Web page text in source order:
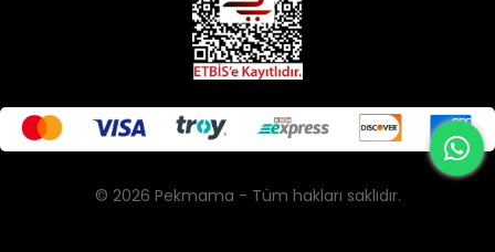
© 2026 Pekmama - Tüm hakları saklıdır.